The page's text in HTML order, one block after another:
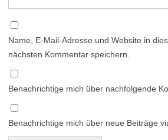
Name, E-Mail-Adresse und Website in
nächsten Kommentar speichern.
Benachrichtige mich über nachfolgende
Benachrichtige mich über neue Beiträge